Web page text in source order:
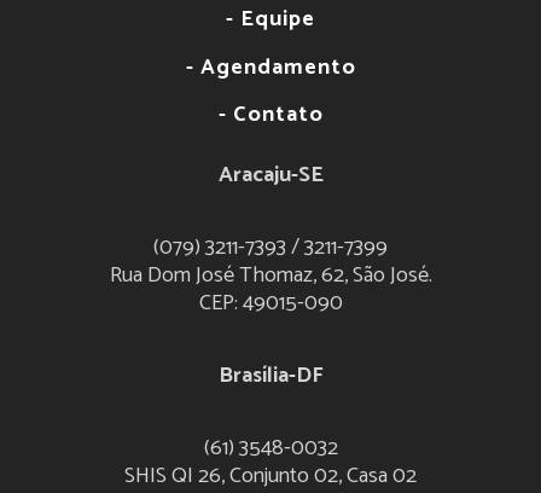
- Equipe
- Agendamento
- Contato
Aracaju-SE
(079) 3211-7393 / 3211-7399
Rua Dom José Thomaz, 62, São José.
CEP: 49015-090
Brasília-DF
(61) 3548-0032
SHIS QI 26, Conjunto 02, Casa 02